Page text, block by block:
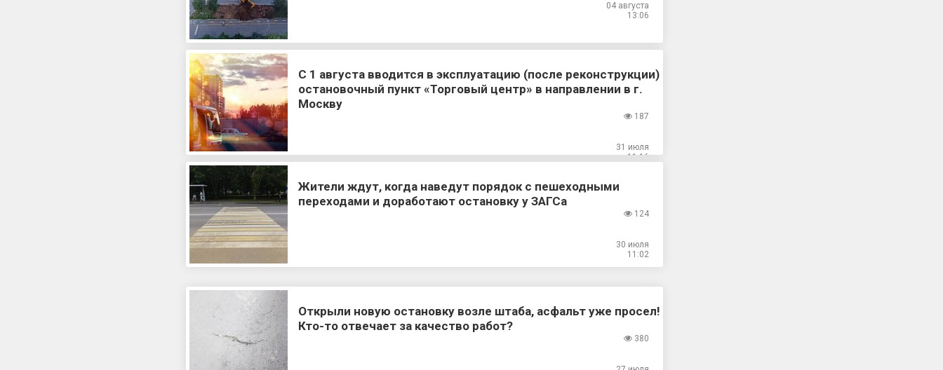
04 августа
13:06
С 1 августа вводится в эксплуатацию (после реконструкции)
остановочный пункт «Торговый центр» в направлении в г.
Москву
187
31 июля
11:16
Жители ждут, когда наведут порядок с пешеходными
переходами и доработают остановку у ЗАГСа
124
30 июля
11:02
Открыли новую остановку возле штаба, асфальт уже просел!
Кто-то отвечает за качество работ?
380